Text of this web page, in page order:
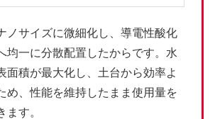
ノサイズに微細化し、導電性酸化
均一に分散配置したからです。水
面積が最大化し、土台から効率よ
め、性能を維持したまま使用量を
ます。